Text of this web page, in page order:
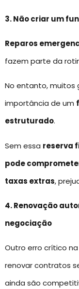
3. Não criar um
Reparos
fazem parte da
No entanto, muitos
importância de um
estruturado.
Sem essa reserva
pode
taxas extras,
4. Renovação
negociação
Outro erro crítico na
renovar contratos
ainda são